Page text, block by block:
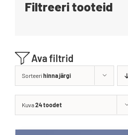
BrändidAva filtrid
Sorteeri hinna järgi
Kuva24 toodet
Filtreeri tooteid